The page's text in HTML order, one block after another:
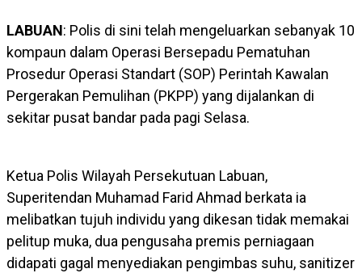
LABUAN: Polis di sini telah mengeluarkan sebanyak 10
kompaun dalam Operasi Bersepadu Pematuhan
Prosedur Operasi Standart (SOP) Perintah Kawalan
Pergerakan Pemulihan (PKPP) yang dijalankan di
sekitar pusat bandar pada pagi Selasa.
Ketua Polis Wilayah Persekutuan Labuan,
Superitendan Muhamad Farid Ahmad berkata ia
melibatkan tujuh individu yang dikesan tidak memakai
pelitup muka, dua pengusaha premis perniagaan
didapati gagal menyediakan pengimbas suhu, sanitizer